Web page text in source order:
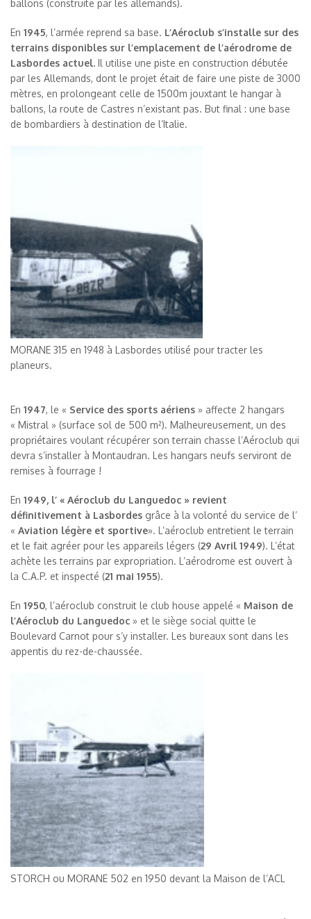
ballons (construite par les allemands).
En 1945, l’armée reprend sa base. L’Aéroclub s’installe sur des
terrains disponibles sur l’emplacement de l’aérodrome de
Lasbordes actuel. Il utilise une piste en construction débutée
par les Allemands, dont le projet était de faire une piste de 3000
mètres, en prolongeant celle de 1500m jouxtant le hangar à
ballons, la route de Castres n’existant pas. But final : une base
de bombardiers à destination de l’Italie.
MORANE 315 en 1948 à Lasbordes utilisé pour tracter les
planeurs.
En 1947, le « Service des sports aériens » affecte 2 hangars
« Mistral » (surface sol de 500 m²). Malheureusement, un des
propriétaires voulant récupérer son terrain chasse l’Aéroclub qui
devra s’installer à Montaudran. Les hangars neufs serviront de
remises à fourrage !
En 1949, l’ « Aéroclub du Languedoc » revient
définitivement à Lasbordes grâce à la volonté du service de l’
« Aviation légère et sportive». L’aéroclub entretient le terrain
et le fait agréer pour les appareils légers (29 Avril 1949). L’état
achète les terrains par expropriation. L’aérodrome est ouvert à
la C.A.P. et inspecté (21 mai 1955).
En 1950, l’aéroclub construit le club house appelé « Maison de
l’Aéroclub du Languedoc » et le siège social quitte le
Boulevard Carnot pour s’y installer. Les bureaux sont dans les
appentis du rez-de-chaussée.
STORCH ou MORANE 502 en 1950 devant la Maison de l’ACL